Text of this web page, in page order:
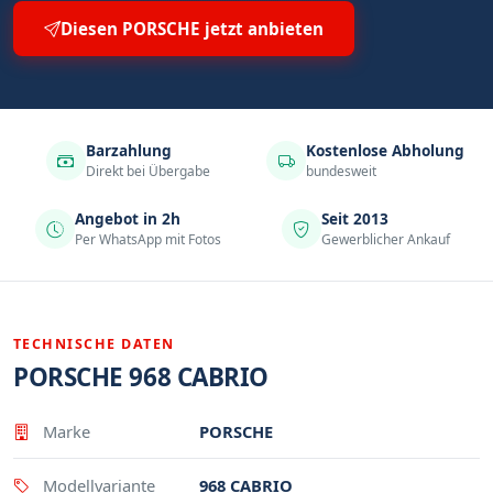
Diesen PORSCHE jetzt anbieten
Barzahlung
Direkt bei Übergabe
Kostenlose Abholung
bundesweit
Angebot in 2h
Per WhatsApp mit Fotos
Seit 2013
Gewerblicher Ankauf
TECHNISCHE DATEN
PORSCHE 968 CABRIO
Eigenschaft
Marke PORSCHE
Modellvariante 968 CABRIO